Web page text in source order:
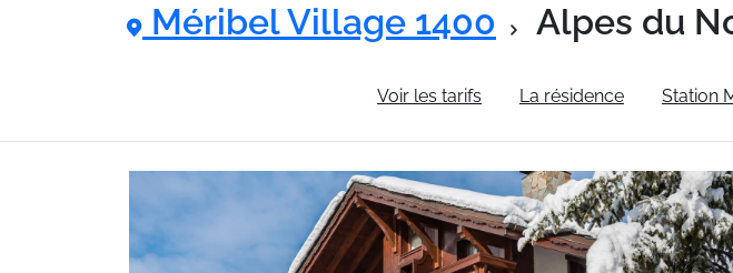
Méribel Village 1400 Alpes du
Voir les tarifs La résidence Station